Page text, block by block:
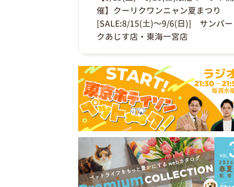
催】クーリクワンニャン夏まつり
[SALE:8/15(土)～9/6(日)] サンパー
クあじす店・東海一宮店